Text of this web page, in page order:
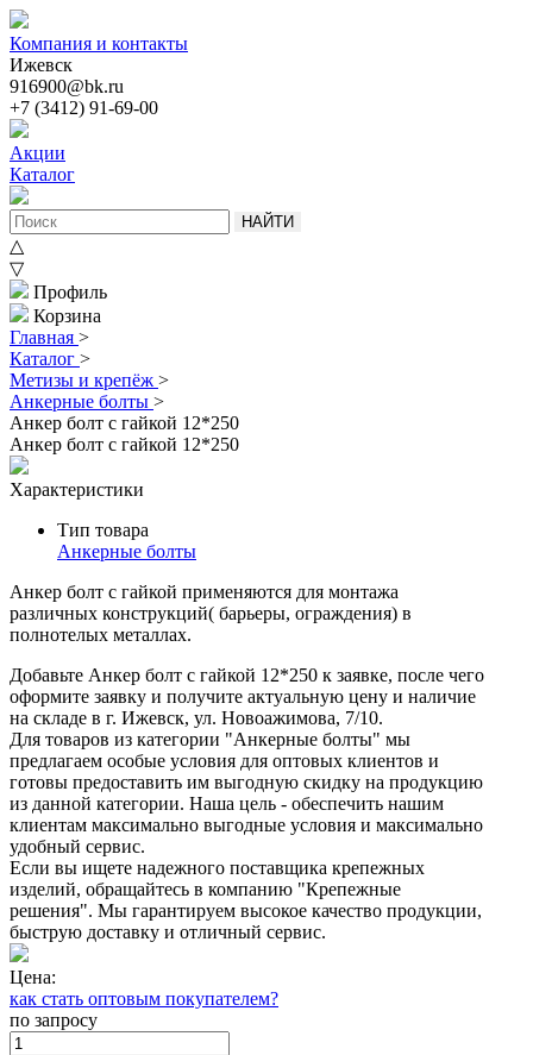
Компания и контакты
Ижевск
916900@bk.ru
+7 (3412) 91-69-00
Акции
Каталог
НАЙТИ
△
▽
Профиль
Корзина
Главная >
Каталог >
Метизы и крепёж >
Анкерные болты >
Анкер болт с гайкой 12*250
Анкер болт с гайкой 12*250
Характеристики
Тип товара
Анкерные болты
Анкер болт с гайкой применяются для монтажа
различных конструкций( барьеры, ограждения) в
полнотелых металлах.
Добавьте Анкер болт с гайкой 12*250 к заявке, после чего
оформите заявку и получите актуальную цену и наличие
на складе в г. Ижевск, ул. Новоажимова, 7/10.
Для товаров из категории "Анкерные болты" мы
предлагаем особые условия для оптовых клиентов и
готовы предоставить им выгодную скидку на продукцию
из данной категории. Наша цель - обеспечить нашим
клиентам максимально выгодные условия и максимально
удобный сервис.
Если вы ищете надежного поставщика крепежных
изделий, обращайтесь в компанию "Крепежные
решения". Мы гарантируем высокое качество продукции,
быструю доставку и отличный сервис.
Цена:
как стать оптовым покупателем?
по запросу